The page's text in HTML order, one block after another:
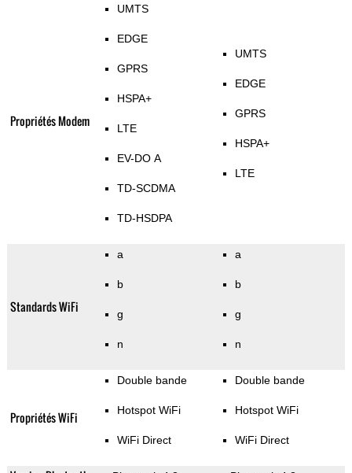
Propriétés Modem
UMTS
EDGE
GPRS
HSPA+
LTE
EV-DO A
TD-SCDMA
TD-HSDPA
UMTS
EDGE
GPRS
HSPA+
LTE
Standards WiFi
a
b
g
n
a
b
g
n
Propriétés WiFi
Double bande
Hotspot WiFi
WiFi Direct
Double bande
Hotspot WiFi
WiFi Direct